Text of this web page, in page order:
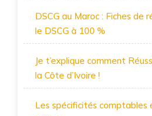
DSCG au Maroc : Fiches de
le DSCG à 100 %
Je t’explique comment
la Côte d’Ivoire !
Les spécificités comptables